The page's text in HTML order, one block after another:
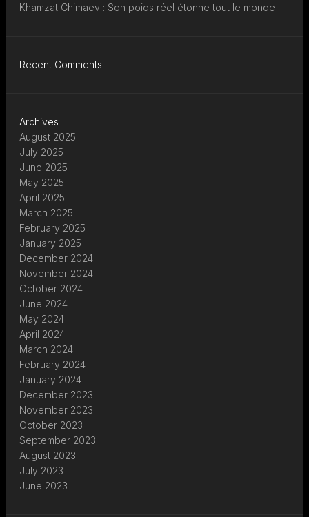
Khamzat Chimaev : Son poids réel étonne tout le monde
Recent Comments
Archives
August 2025
July 2025
June 2025
May 2025
April 2025
March 2025
February 2025
January 2025
December 2024
November 2024
October 2024
June 2024
May 2024
April 2024
March 2024
February 2024
January 2024
December 2023
November 2023
October 2023
September 2023
August 2023
July 2023
June 2023